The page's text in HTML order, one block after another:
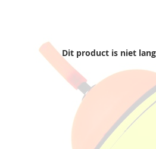
Dit product is niet